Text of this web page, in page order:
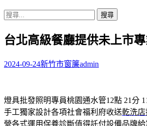
搜
關
字:
台北高級餐廳提供未上市
2024-09-24新竹市窗簾admin
燈具批發照明專員桃園通水管12點 21分
手工獨家設計各項社會福利府收送乾洗店
營各式運用保養診斷值得託付設備品牌